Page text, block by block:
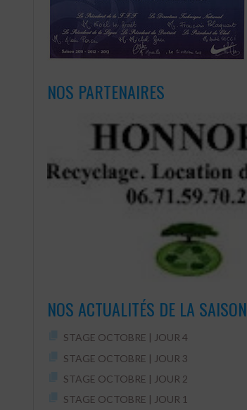
NOS PARTENAIRES
NOS ACTUALITÉS DE LA SAISON
STAGE OCTOBRE | JOUR 4
STAGE OCTOBRE | JOUR 3
STAGE OCTOBRE | JOUR 2
STAGE OCTOBRE | JOUR 1